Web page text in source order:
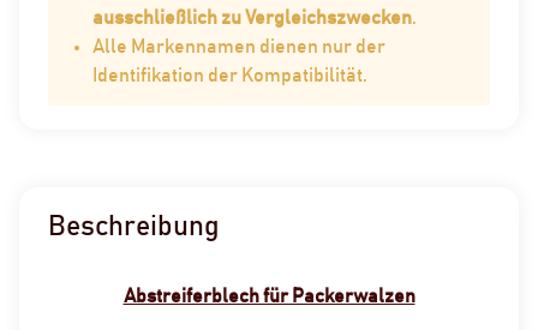
ausschließlich zu Vergleichszwecken.
Alle Markennamen dienen nur der
Identifikation der Kompatibilität.
Beschreibung
Abstreiferblech für Packerwalzen